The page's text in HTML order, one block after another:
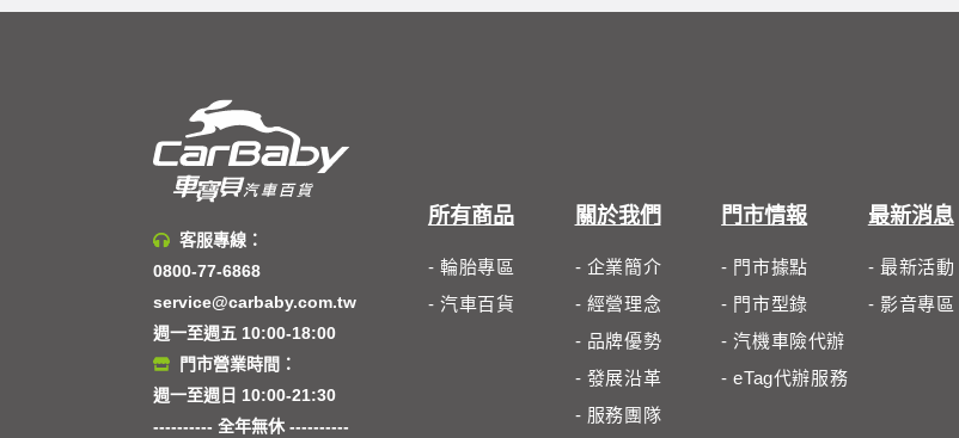
客服專線：
0800-77-6868
service@carbaby.com.tw
週一至週五 10:00-18:00
門市營業時間：
週一至週日 10:00-21:30
---------- 全年無休 ----------
所有商品
- 輪胎專區
- 汽車百貨
關於我們
- 企業簡介
- 經營理念
- 品牌優勢
- 發展沿革
- 服務團隊
門市情報
- 門市據點
- 門市型錄
- 汽機車險代辦
- eTag代辦服務
最新消息
- 最新活動
- 影音專區